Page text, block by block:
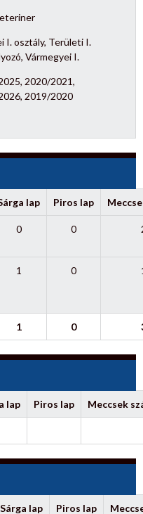
I. osztály, Területi I.
Vármegyei I.
2020/2021,
2019/2020
lap Piros lap
0 0
1 0
1 0
lap Piros lap Meccsek
Sárga lap Piros lap